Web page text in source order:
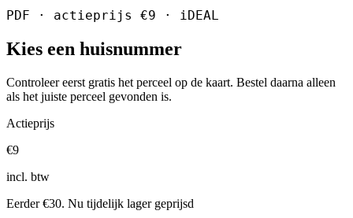
PDF · actieprijs €9 · iDEAL
Kies een huisnummer
Controleer eerst gratis het perceel op de kaart. Bestel daarna alleen
als het juiste perceel gevonden is.
Actieprijs
€9
incl. btw
Eerder €30. Nu tijdelijk lager geprijsd